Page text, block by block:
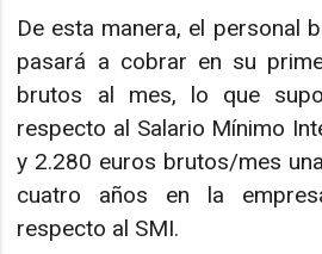
De esta manera, el personal
pasará a cobrar en su
brutos al mes, lo que
respecto al Salario Mínimo
y 2.280 euros brutos/mes
cuatro años en la
respecto al SMI.